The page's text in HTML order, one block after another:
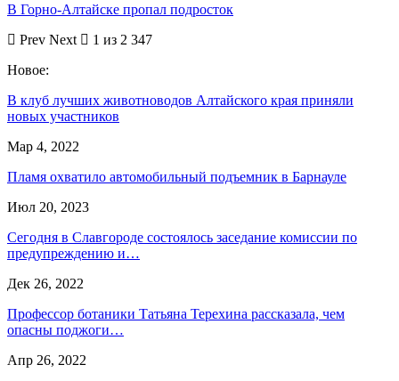
В Горно-Алтайске пропал подросток
Prev Next
1 из 2 347
Новое:
В клуб лучших животноводов Алтайского края приняли
новых участников
Мар 4, 2022
Пламя охватило автомобильный подъемник в Барнауле
Июл 20, 2023
Сегодня в Славгороде состоялось заседание комиссии по
предупреждению и…
Дек 26, 2022
Профессор ботаники Татьяна Терехина рассказала, чем
опасны поджоги…
Апр 26, 2022